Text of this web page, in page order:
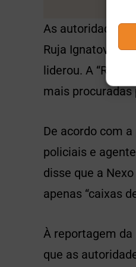
As autoridades
Ruja Ignatova”,
liderou. A
mais procuradas
De acordo com
policiais e
disse que a
apenas “caixas
À reportagem
que as